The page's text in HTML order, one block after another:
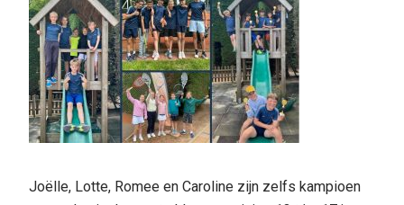
Joëlle, Lotte, Romee en Caroline zijn zelfs kampioen